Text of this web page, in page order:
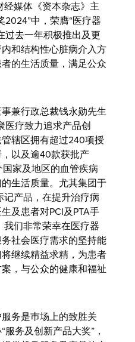
媒体《资本杂志》主
2024”中，荣膺“医疗器
过去一年积极推出及更
和结构性心脏病介入方
的生活质量，满足公众
兼行政总裁钱永勋先生
医疗致力追求产品创
辖区拥有超过240项授
以及逾40款获批产
家及地区的血管疾病
生活质量。尤其集团于
记产品，在提升治疗病
及患者对PCI及PTA手
我们非常荣幸在医疗器
社会医疗需求的坚持能
继续精益求精，为患者
，与公众的健康和福祉
务是巿场上的致胜关
务及创新产品大奖”，